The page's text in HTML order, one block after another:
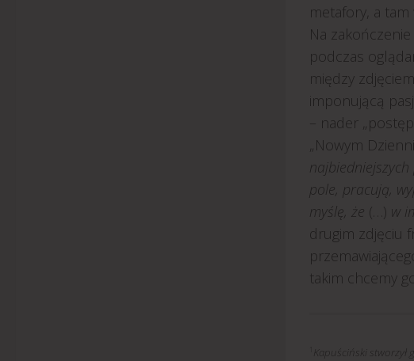
metafory, a tam
Na
podczas
między
imponującą
– nader
„Nowym
pole, pracują,
myślę, że (…) w
drugim zdjęciu
takim chcemy
Kapuściński